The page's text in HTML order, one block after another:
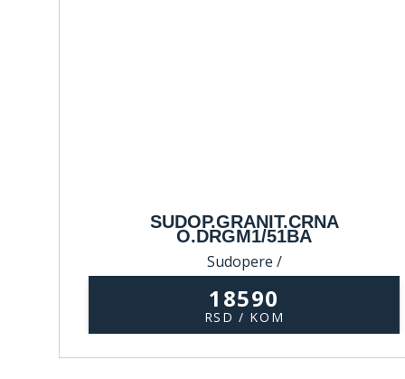
SUDOP.GRANIT.CRNA
O.DRGM1/51BA
Sudopere /
18590
RSD / KOM